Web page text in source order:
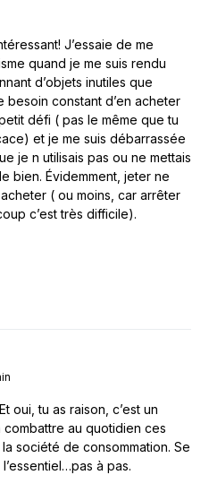
J’essaie de me
quand je me suis rendu
d’objets inutiles que
besoin constant d’en acheter
défi ( pas le même que tu
et je me suis débarrassée
je n utilisais pas ou ne mettais
bien. Évidemment, jeter ne
( ou moins, car arrêter
c’est très difficile).
oui, tu as raison, c’est un
au quotidien ces
société de consommation. Se
à pas.